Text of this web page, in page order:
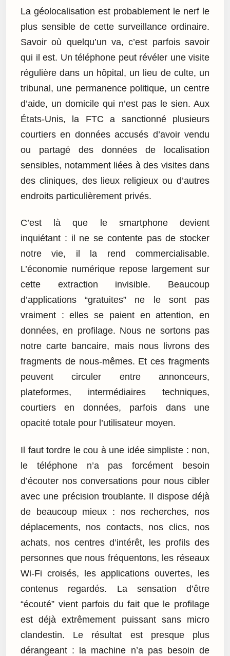
La géolocalisation est probablement le nerf le
plus sensible de cette surveillance ordinaire.
Savoir où quelqu’un va, c’est parfois savoir
qui il est. Un téléphone peut révéler une visite
régulière dans un hôpital, un lieu de culte, un
tribunal, une permanence politique, un centre
d’aide, un domicile qui n’est pas le sien. Aux
États-Unis, la FTC a sanctionné plusieurs
courtiers en données accusés d’avoir vendu
ou partagé des données de localisation
sensibles, notamment liées à des visites dans
des cliniques, des lieux religieux ou d’autres
endroits particulièrement privés.
C’est là que le smartphone devient
inquiétant : il ne se contente pas de stocker
notre vie, il la rend commercialisable.
L’économie numérique repose largement sur
cette extraction invisible. Beaucoup
d’applications “gratuites” ne le sont pas
vraiment : elles se paient en attention, en
données, en profilage. Nous ne sortons pas
notre carte bancaire, mais nous livrons des
fragments de nous-mêmes. Et ces fragments
peuvent circuler entre annonceurs,
plateformes, intermédiaires techniques,
courtiers en données, parfois dans une
opacité totale pour l’utilisateur moyen.
Il faut tordre le cou à une idée simpliste : non,
le téléphone n’a pas forcément besoin
d’écouter nos conversations pour nous cibler
avec une précision troublante. Il dispose déjà
de beaucoup mieux : nos recherches, nos
déplacements, nos contacts, nos clics, nos
achats, nos centres d’intérêt, les profils des
personnes que nous fréquentons, les réseaux
Wi-Fi croisés, les applications ouvertes, les
contenus regardés. La sensation d’être
“écouté” vient parfois du fait que le profilage
est déjà extrêmement puissant sans micro
clandestin. Le résultat est presque plus
dérangeant : la machine n’a pas besoin de